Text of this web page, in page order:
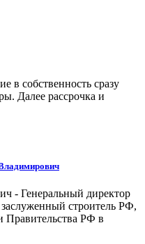
в собственность сразу
Далее рассрочка и
- Генеральный директор
строитель РФ,
Правительства РФ в